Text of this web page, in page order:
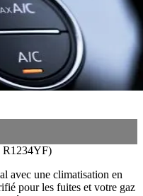
R1234YF)
avec une climatisation en
pour les fuites et votre gaz